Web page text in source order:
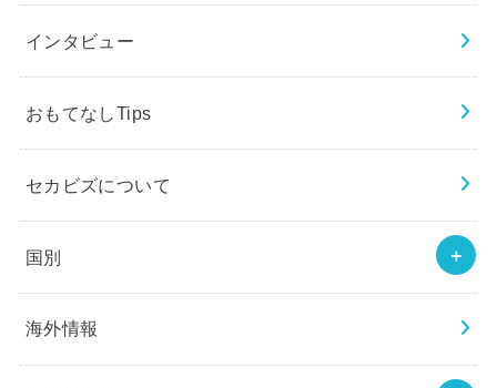
インタビュー
おもてなしTips
セカビズについて
国別
海外情報